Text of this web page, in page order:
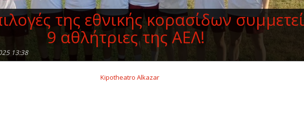
της εθνικής κορασίδων
9 αθλήτριες της ΑΕΛ!
13:38